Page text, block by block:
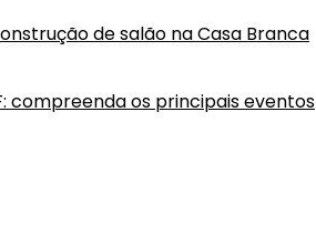
de salão na Casa Branca
compreenda os principais eventos